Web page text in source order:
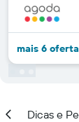
mais 6
Dicas e